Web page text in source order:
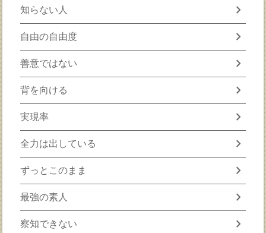
知らない人 chevron_right
自由の自由度 chevron_right
善意ではない chevron_right
背を向ける chevron_right
実現率 chevron_right
全力は出している chevron_right
ずっとこのまま chevron_right
最強の素人 chevron_right
察知できない chevron_right